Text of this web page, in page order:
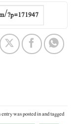
was posted inand tagged